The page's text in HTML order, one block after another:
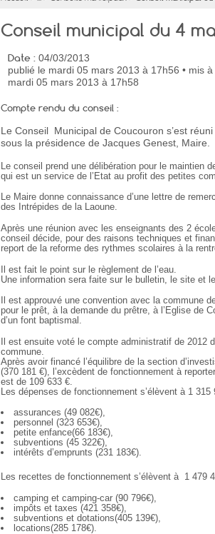
Conseil municipal du 4
Date : 04/03/2013
publié le mardi 05 mars 2013 à 17h56 • mis
mardi 05 mars 2013 à 17h58
Compte rendu du conseil :
Le Conseil Municipal de Coucouron s’est
sous la présidence de Jacques Genest, Maire.
Le conseil prend une délibération pour le maintien
qui est un service de l’Etat au profit des petites
Le Maire donne connaissance d’une lettre de
des Intrépides de la Laoune.
Après une réunion avec les enseignants des 2
conseil décide, pour des raisons techniques et
report de la reforme des rythmes scolaires à la
Il est fait le point sur le règlement de l’eau.
Une information sera faite sur le bulletin, le site et
Il est approuvé une convention avec la commune
pour le prêt, à la demande du prêtre, à l’Eglise de
d’un font baptismal.
Il est ensuite voté le compte administratif de 2012
commune.
Après avoir financé l’équilibre de la section
(370 181 €), l’excèdent de fonctionnement à
est de 109 633 €.
Les dépenses de fonctionnement s’élèvent à 1 315
assurances (49 082€),
personnel (323 653€),
petite enfance(66 183€),
subventions (45 322€),
intérêts d’emprunts (231 183€).
Les recettes de fonctionnement s’élèvent à 1 479
camping et camping-car (90 796€),
impôts et taxes (421 358€),
subventions et dotations(405 139€),
locations(285 178€).